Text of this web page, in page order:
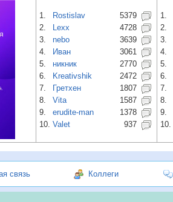
1. Rostislav
5379
2.
Lexx
4728
3.
nebo
3639
4.
Иван
3061
5.
никник
2770
6.
Kreativshik
2472
7.
Гретхен
1807
8.
Vita
1587
9.
erudite-man
1378
10. Valet 937
1.
2.
3.
4.
5.
6.
7.
8.
9.
10.
связь Коллеги